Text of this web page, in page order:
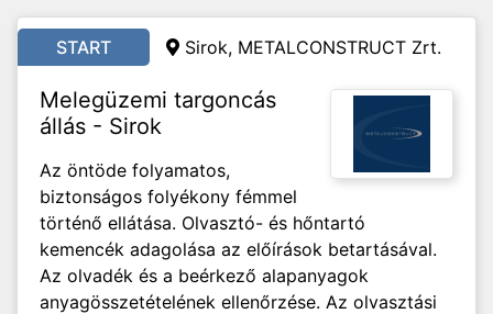
START Sirok, METALCONSTRUCT Zrt.
Melegüzemi targoncás
állás - Sirok
Az öntöde folyamatos,
biztonságos folyékony fémmel
történő ellátása. Olvasztó- és hőntartó
kemencék adagolása az előírások betartásával.
Az olvadék és a beérkező alapanyagok
anyagösszetételének ellenőrzése. Az olvasztási